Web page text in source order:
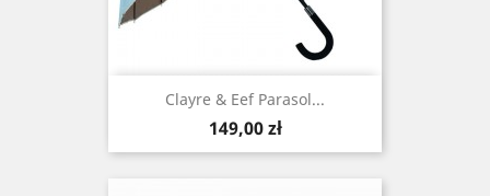
Clayre & Eef Parasol...
Cena
149,00 zł